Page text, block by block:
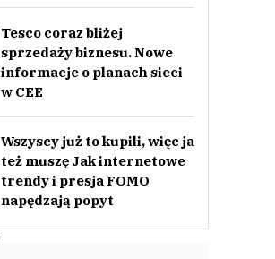
Tesco coraz bliżej
sprzedaży biznesu. Nowe
informacje o planach sieci
w CEE
Wszyscy już to kupili, więc ja
też muszę Jak internetowe
trendy i presja FOMO
napędzają popyt